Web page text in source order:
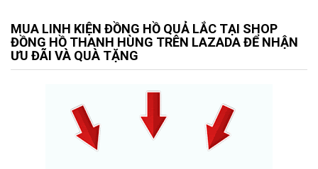
MUA LINH KIỆN ĐỒNG HỒ QUẢ LẮC TẠI SHOP
ĐỒNG HỒ THANH HÙNG TRÊN LAZADA ĐỂ NHẬN
ƯU ĐÃI VÀ QUÀ TẶNG